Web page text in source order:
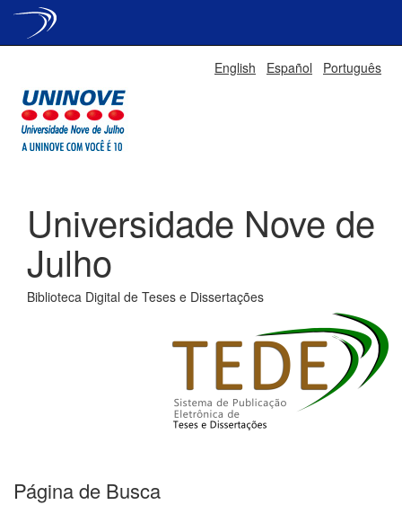
English Español Português
Universidade Nove de
Julho
Biblioteca Digital de Teses e Dissertações
Página de Busca